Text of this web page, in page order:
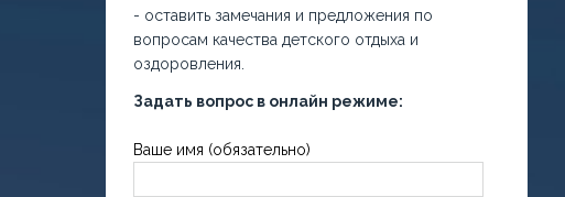
- оставить замечания и предложения по
вопросам качества детского отдыха и
оздоровления.
Задать вопрос в онлайн режиме:
Ваше имя (обязательно)